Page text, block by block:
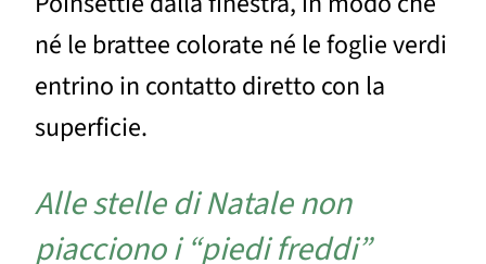
né le brattee colorate né le foglie verdi
entrino in contatto diretto con la
superficie.
Alle stelle di Natale non
piacciono i “piedi freddi”